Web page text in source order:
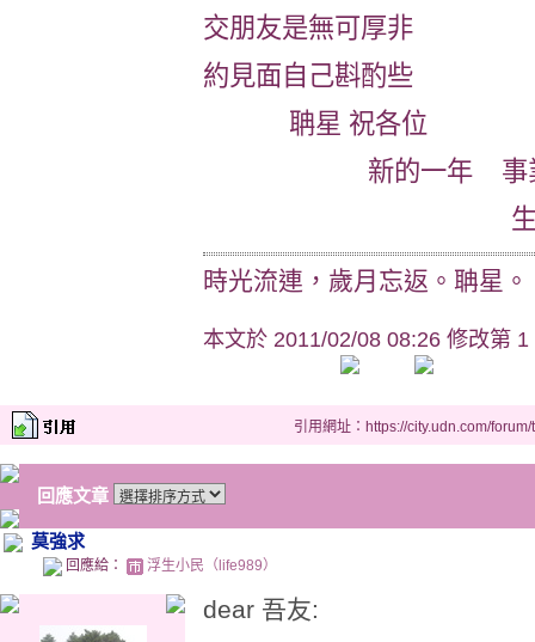
交朋友是無可厚非
約見面自己斟酌些
聃星 祝各位
新的一年 事業
生活無憂
時光流連，歲月忘
本文於 2011/02/08 08:26 修改第 1
引用網址：https://city.udn.com/
回應文章
莫強求
回應給： 浮生小民（life989）
dear 吾友: